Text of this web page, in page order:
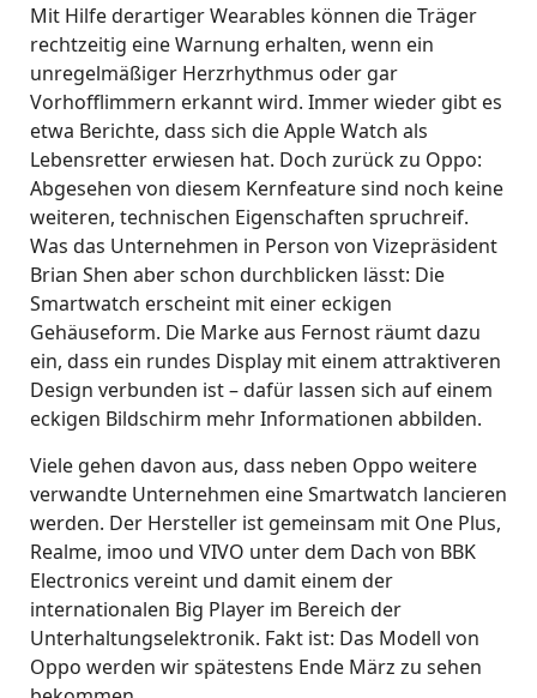
Mit Hilfe derartiger Wearables können die Träger
rechtzeitig eine Warnung erhalten, wenn ein
unregelmäßiger Herzrhythmus oder gar
Vorhofflimmern erkannt wird. Immer wieder gibt es
etwa Berichte, dass sich die Apple Watch als
Lebensretter erwiesen hat. Doch zurück zu Oppo:
Abgesehen von diesem Kernfeature sind noch keine
weiteren, technischen Eigenschaften spruchreif.
Was das Unternehmen in Person von Vizepräsident
Brian Shen aber schon durchblicken lässt: Die
Smartwatch erscheint mit einer eckigen
Gehäuseform. Die Marke aus Fernost räumt dazu
ein, dass ein rundes Display mit einem attraktiveren
Design verbunden ist – dafür lassen sich auf einem
eckigen Bildschirm mehr Informationen abbilden.
Viele gehen davon aus, dass neben Oppo weitere
verwandte Unternehmen eine Smartwatch lancieren
werden. Der Hersteller ist gemeinsam mit One Plus,
Realme, imoo und VIVO unter dem Dach von BBK
Electronics vereint und damit einem der
internationalen Big Player im Bereich der
Unterhaltungselektronik. Fakt ist: Das Modell von
Oppo werden wir spätestens Ende März zu sehen